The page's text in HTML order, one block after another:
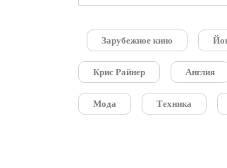
Зарубежное кино
Крис Райнер Англия
Мода Техника